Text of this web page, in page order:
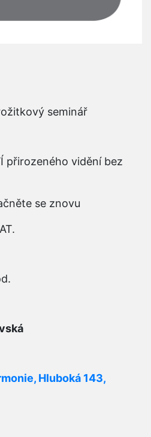
seminář
přirozeného vidění bez
se znovu
Hluboká 143,